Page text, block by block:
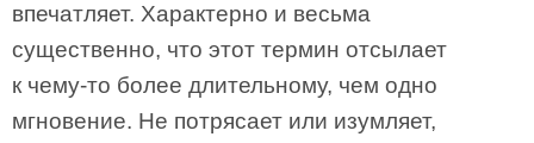
впечатляет. Характерно и весьма
существенно, что этот термин отсылает
к чему-то более длительному, чем одно
мгновение. Не потрясает или изумляет,